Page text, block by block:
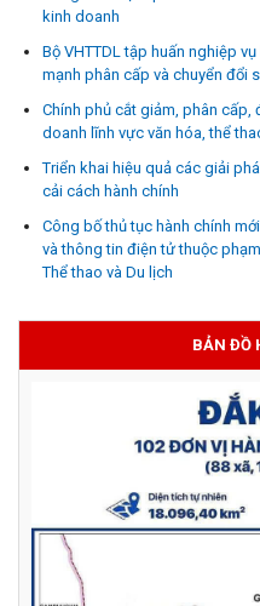
kinh doanh
Bộ VHTTDL tập huấn nghiệp
mạnh phân cấp và chuyển đổi
Chính phủ cắt giảm, phân cấp,
doanh lĩnh vực văn hóa, thể
Triển khai hiệu quả các giải
cải cách hành chính
Công bố thủ tục hành chính
và thông tin điện tử thuộc
Thể thao và Du lịch
BẢN ĐỒ